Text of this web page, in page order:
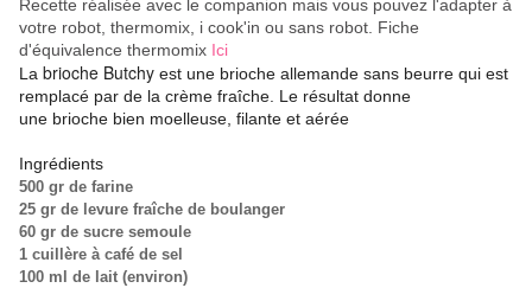
Recette réalisée avec le companion mais vous pouvez l'adapter à
votre robot, thermomix, i cook'in ou sans robot. Fiche
d'équivalence thermomix Ici
La brioche Butchy est une brioche allemande sans beurre qui est
remplacé par de la crème fraîche. Le résultat donne
une brioche bien moelleuse, filante et aérée
Ingrédients
500 gr de farine
25 gr de levure fraîche de boulanger
60 gr de sucre semoule
1 cuillère à café de sel
100 ml de lait (environ)